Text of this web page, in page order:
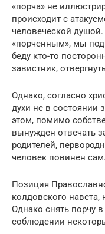
«порча» не
происходит с
человеческой
«порченным», мы
беду кто-то
завистник,
Однако, согласно
духи не в состоянии
этом, помимо
вынужден отвечать
родителей,
человек повинен сам.
Позиция
колдовского навета,
Однако снять порчу
соблюдении